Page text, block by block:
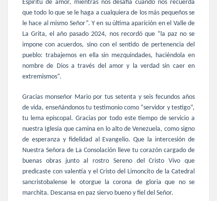
Espíritu de amor, mientras nos desafía cuando nos recuerda
que todo lo que se le haga a cualquiera de los más pequeños se
le hace al mismo Señor”. Y en su última aparición en el Valle de
La Grita, el año pasado 2024, nos recordó que “la paz no se
impone con acuerdos, sino con el sentido de pertenencia del
pueblo: trabajemos en ella sin mezquindades, haciéndola en
nombre de Dios a través del amor y la verdad sin caer en
extremismos”.
Gracias monseñor Mario por tus setenta y seis fecundos años
de vida, enseñándonos tu testimonio como “servidor y testigo”,
tu lema episcopal. Gracias por todo este tiempo de servicio a
nuestra Iglesia que camina en lo alto de Venezuela, como signo
de esperanza y fidelidad al Evangelio. Que la intercesión de
Nuestra Señora de La Consolación lleve tu corazón cargado de
buenas obras junto al rostro Sereno del Cristo Vivo que
predicaste con valentía y el Cristo del Limoncito de la Catedral
sancristobalense le otorgue la corona de gloria que no se
marchita. Descansa en paz siervo bueno y fiel del Señor.